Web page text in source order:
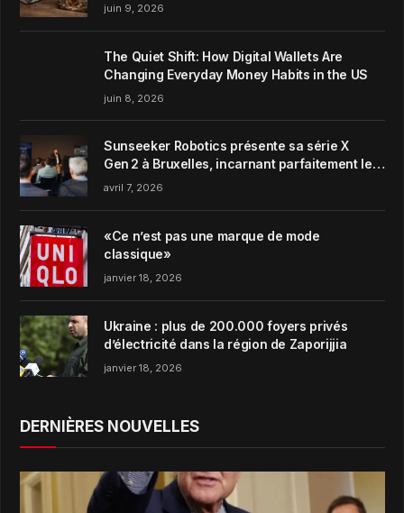
juin 9, 2026
The Quiet Shift: How Digital Wallets Are
Changing Everyday Money Habits in the US
juin 8, 2026
Sunseeker Robotics présente sa série X
Gen 2 à Bruxelles, incarnant parfaitement le
concept de Garden Harmony de la marque
avril 7, 2026
«Ce n’est pas une marque de mode
classique»
janvier 18, 2026
Ukraine : plus de 200.000 foyers privés
d’électricité dans la région de Zaporijjia
janvier 18, 2026
DERNIÈRES NOUVELLES